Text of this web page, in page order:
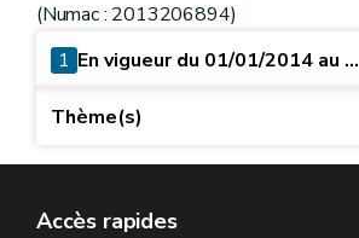
(Numac : 2013206894)
1 En vigueur du 01/01/2014 au ...
Thème(s)
Accès rapides